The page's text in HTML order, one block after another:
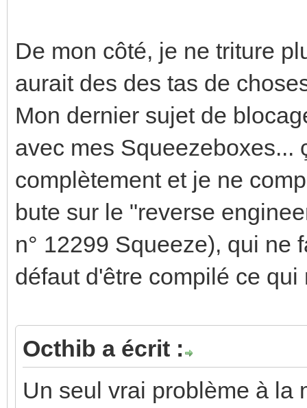
De mon côté, je ne triture
aurait des des tas de
Mon dernier sujet de
avec mes Squeezeboxes...
complètement et je ne
bute sur le "reverse
n° 12299 Squeeze), qui ne
défaut d'être compilé ce
Octhib a écrit :
Un seul vrai problème à la